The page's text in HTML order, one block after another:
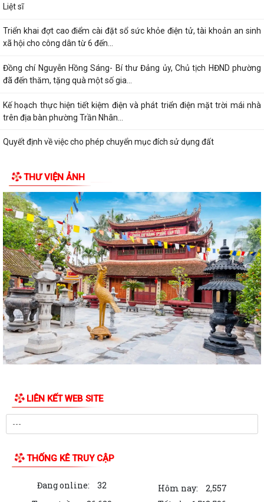
Liệt sĩ
Triển khai đợt cao điểm cài đặt sổ sức khỏe điện tử, tài khoản an sinh
xã hội cho công dân từ 6 đến...
Đồng chí Nguyễn Hồng Sáng- Bí thư Đảng ủy, Chủ tịch HĐND phường
đã đến thăm, tặng quà một số gia...
Kế hoạch thực hiện tiết kiệm điện và phát triển điện mặt trời mái nhà
trên địa bàn phường Trần Nhân...
Quyết định về việc cho phép chuyển mục đích sử dụng đất
định kỳ, khám sàng lọc miễn...
Hội nghị giao ban cụm Thường trực Đảng ủy phụ trách triển khai
nhiệm vụ quý III năm 2026
Hội nghị triển khai Kế hoạch tổ chức Hội trại Thanh thiếu nhi phường
Trần Nhân Tông năm 2026
UBND phường tổ chức hội nghị triển khai công tác sản xuất vụ Mùa
năm 2026 và công tác phòng, chống...
Hoàng Gián long trọng tổ chức Lễ công bố Nghị quyết thành lập Tổ dân
phố
Công khai các Quyết định của Ủy ban nhân dân thành phố về thủ tục
hành chính thuộc phạmvi quản lý...
Trần Nhân Tông lần thứ Nhất, năm 2026
Chương trình làm việc của Thường trực HĐND, Lãnh đạo UBND phường
hội 6 tháng đầu năm, triển...
THƯ VIỆN ẢNH
LIÊN KẾT WEB SITE
THỐNG KÊ TRUY CẬP
Đang online: 32 Hôm nay:
2,557